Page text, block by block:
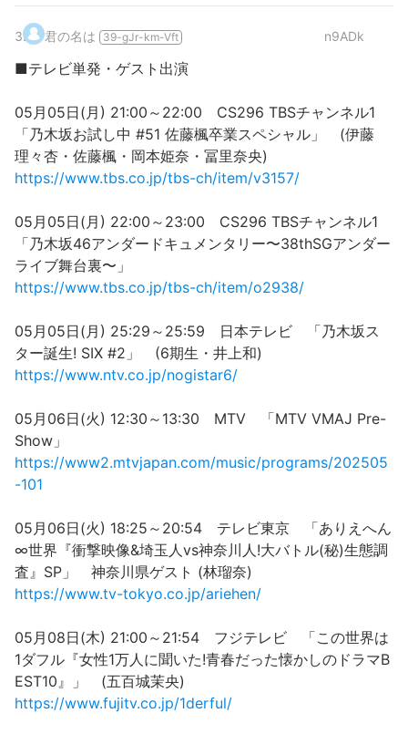
3. 君の名は 39-gJr-km-Vft n9ADk
■テレビ単発・ゲスト出演
05月05日(月) 21:00～22:00 CS296 TBSチャンネル1
「乃木坂お試し中 #51 佐藤楓卒業スペシャル」 (伊藤
理々杏・佐藤楓・岡本姫奈・冨里奈央)
https://www.tbs.co.jp/tbs-ch/item/v3157/
05月05日(月) 22:00～23:00 CS296 TBSチャンネル1
「乃木坂46アンダードキュメンタリー〜38thSGアンダー
ライブ舞台裏〜」
https://www.tbs.co.jp/tbs-ch/item/o2938/
05月05日(月) 25:29～25:59 日本テレビ 「乃木坂ス
ター誕生! SIX #2」 (6期生・井上和)
https://www.ntv.co.jp/nogistar6/
05月06日(火) 12:30～13:30 MTV 「MTV VMAJ Pre-
Show」
https://www2.mtvjapan.com/music/programs/202505
-101
05月06日(火) 18:25～20:54 テレビ東京 「ありえへん
∞世界『衝撃映像&埼玉人vs神奈川人!大バトル(秘)生態調
査』SP」 神奈川県ゲスト (林瑠奈)
https://www.tv-tokyo.co.jp/ariehen/
05月08日(木) 21:00～21:54 フジテレビ 「この世界は
1ダフル『女性1万人に聞いた!青春だった懐かしのドラマB
EST10』」 (五百城茉央)
https://www.fujitv.co.jp/1derful/